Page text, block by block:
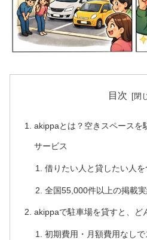
目次
akippaとは？空きスペースを
サービス
借りたい人と貸したい人
全国55,000件以上の掲載
akippaで駐車場を貸すと、ど
初期費用・月額費用なし